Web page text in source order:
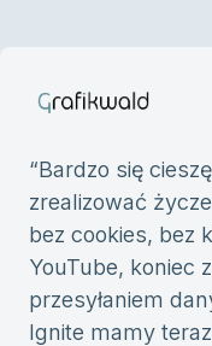
“Bardzo się
zrealizować
bez cookies, bez
YouTube, koniec
przesyłaniem
Ignite mamy